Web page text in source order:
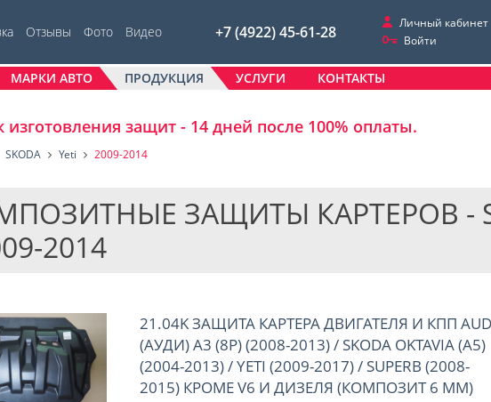
Отзывы Фото Видео +7 (4922) 45-61-28
Личный кабинет
Войти
МАРКИ АВТО ПРОДУКЦИЯ УСЛУГИ КОНТАКТЫ
изготовления защит - 14 дней после 100% оплаты.
SKODA Yeti 2009-2014
ЗАЩИТЫ КАРТЕРОВ -
2014
21.04K ЗАЩИТА КАРТЕРА ДВИГАТЕЛЯ И КПП
(АУДИ) A3 (8P) (2008-2013) / SKODA OKTAVIA (A5)
(2004-2013) / YETI (2009-2017) / SUPERB (2008-
2015) КРОМЕ V6 И ДИЗЕЛЯ (КОМПОЗИТ 6 ММ)